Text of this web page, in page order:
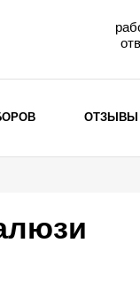
Заборы из
ОТЗЫВЫ